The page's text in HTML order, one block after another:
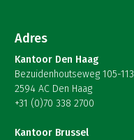
Adres
Kantoor Den Haag
Bezuidenhoutseweg 105-113
2594 AC Den Haag
+31 (0)70 338 2700
Kantoor Brussel